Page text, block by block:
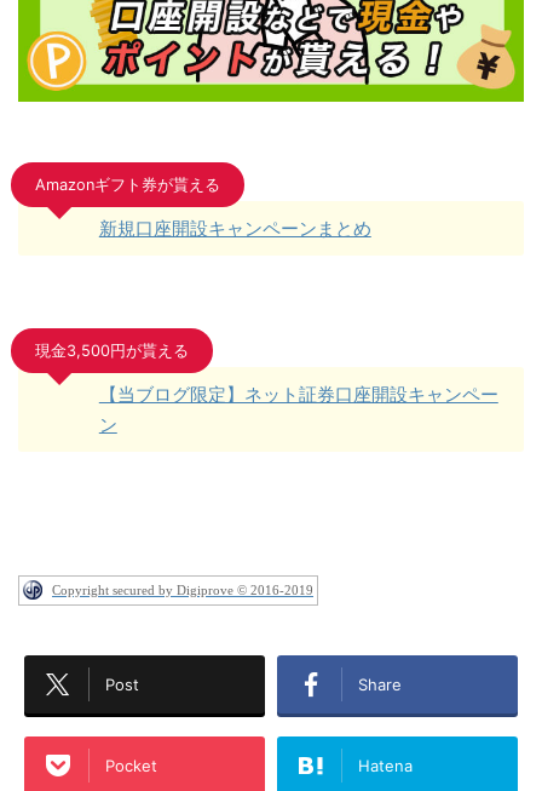
Amazonギフト券が貰える
新規口座開設キャンペーンまとめ
現金3,500円が貰える
【当ブログ限定】ネット証券口座開設キャンペー
ン
Copyright secured by Digiprove © 2016-2019
Post Share
Pocket Hatena